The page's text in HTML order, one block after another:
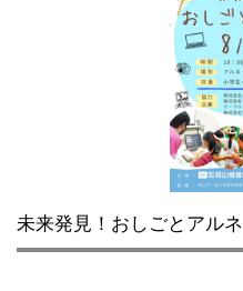
未来発見！おしごとアルネ